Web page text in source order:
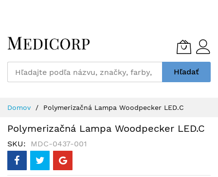
to
Content
Hľadať
Domov Polymerizačná Lampa Woodpecker LED.C
Polymerizačná Lampa Woodpecker LED.C
SKU MDC-0437-001